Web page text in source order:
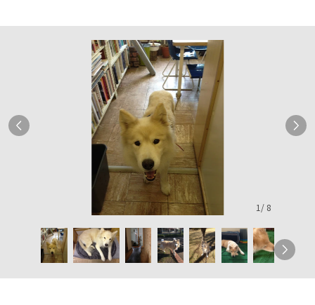
1 / 8